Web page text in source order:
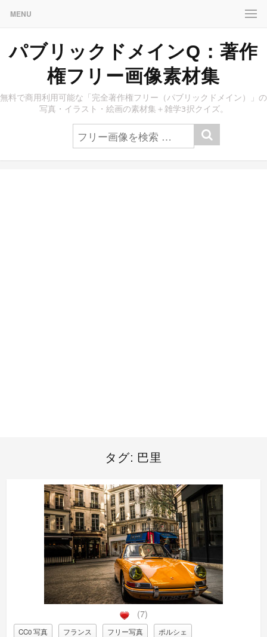
MENU
パブリックドメインQ：著作
権フリー画像素材集
無料で商用利用可能な「完全著作権フリー（パブリックドメイン）」の
写真・イラスト・絵画の素材集＋雑学3択クイズ。
タグ: 巴里
(7)
CC0 写真 フランス フリー写真 ポルシェ